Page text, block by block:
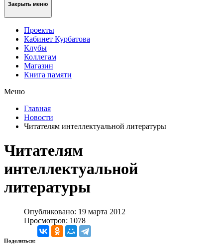
Закрыть меню
Проекты
Кабинет Курбатова
Клубы
Коллегам
Магазин
Книга памяти
Меню
Главная
Новости
Читателям интеллектуальной литературы
Читателям
интеллектуальной
литературы
Опубликовано: 19 марта 2012
Просмотров: 1078
Поделиться: